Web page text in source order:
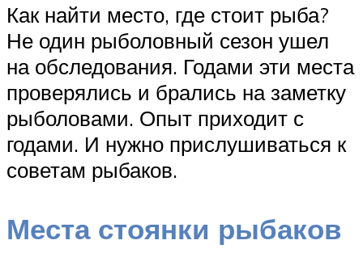
Как найти место, где стоит рыба?
Не один рыболовный сезон ушел
на обследования. Годами эти места
проверялись и брались на заметку
рыболовами. Опыт приходит с
годами. И нужно прислушиваться к
советам рыбаков.
Места стоянки рыбаков